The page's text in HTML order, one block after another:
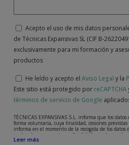
Acepto el uso de mis datos
de Técnicas Expansivas SL (CIF B-
exclusivamente para mi formación y
productos
He leído y acepto el Aviso Legal y la
Este sitio está protegido por reCAPTCHA
términos de servicio de Google
TÉCNICAS EXPANSIVAS S.L. informa que los
forma voluntaria, cuya finalidad, cesiones previstas
informa en el momento de la recogida de los datos
según el caso concreto, su finalidad, puede ser
su solicitud, queja o duda planteada,
Leer más